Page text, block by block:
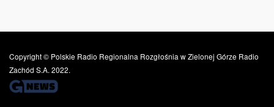
Copyright © Polskie Radio Regionalna Rozgłośnia w Zielonej Górze Radio
Zachód S.A. 2022.